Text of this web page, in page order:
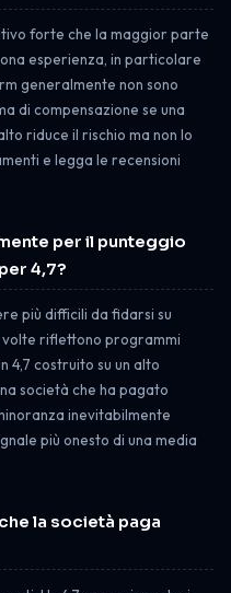
forte che la maggior parte
esperienza, in particolare
generalmente non sono
di compensazione se una
riduce il rischio ma non lo
e legga le recensioni
per il punteggio
4,7?
più difficili da fidarsi su
volte riflettono programmi
4,7 costruito su un alto
società che ha pagato
inevitabilmente
più onesto di una media
la società paga